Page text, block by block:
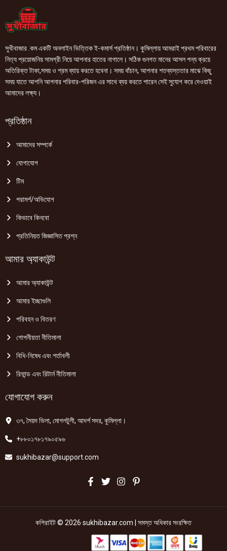
সুখীবাজার .কম একটি অনলাইন ভিত্তিক ই-কমার্স প্রতিষ্ঠান। কুমিল্লায় আমরাই প্রথম পরিবারের
নিত্য প্রয়োজনিয় সামগ্রী নিয়ে আপনার হাতের নাগালে। সঠিক গুনগত মানের আসল পন্য ক্রয়ে
অতিরিক্ত টাকা,সময় ও শ্রম ব্যায় করতে হবেনা। সময় বাঁচান, আপনার শতব্যস্ততার মাঝে কিছু
সময় যাতে আপনি আপনার পরিবার-পরিজন এর সাথে ব্যয় করতে পারেন সেই সুযোগ করে দেওয়াই
আমাদের লক্ষ্য।
প্রতিষ্ঠান
আমাদের সম্পর্কে
যোগাযোগ
টিম
পরামর্শ/অভিযোগ
কিভাবে কিনবো
প্রতিনিয়ত জিজ্ঞাসিত প্রশ্ন
আমার অ্যাকাউন্ট
আমার অ্যাকাউন্ট
আমার ইচ্ছাগুলি
পরিবহন ও বিতরণ
গোপনীয়তা নীতিমালা
বিধি-নিষেধ এবং শর্তাবলী
রিফান্ড এবং রিটার্ন নীতিমালা
যোগাযোগ করুন
৩৭, সৈয়দ ভিলা, মোগলটুলী, আদর্শ সদর, কুমিল্লা।
+৮৮০১৭৮১৭৯০৫৯৬
sukhibazar@support.com
কপিরাইট © 2026 sukhibazar.com | সমস্ত অধিকার সংরক্ষিত